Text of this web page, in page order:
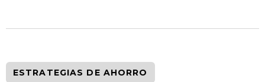
ESTRATEGIAS DE AHORRO